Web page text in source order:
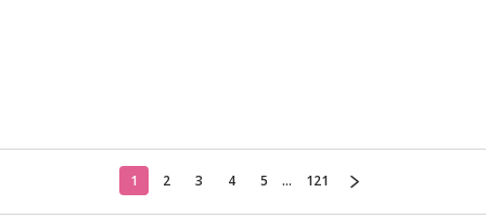
1 2 3 4 5 ... 121